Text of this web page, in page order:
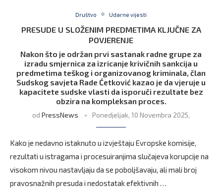
Društvo Udarne vijesti
PRESUDE U SLOŽENIM PREDMETIMA KLJUČNE ZA
POVJERENJE
Nakon što je održan prvi sastanak radne grupe za
izradu smjernica za izricanje krivičnih sankcija u
predmetima teškog i organizovanog kriminala, član
Sudskog savjeta Rade Ćetković kazao je da vjeruje u
kapacitete sudske vlasti da isporuči rezultate bez
obzira na kompleksan proces.
od PressNews Ponedjeljak, 10 Novembra 2025,
Kako je nedavno istaknuto u izvještaju Evropske komisije,
rezultati u istragama i procesuiranjima slučajeva korupcije na
visokom nivou nastavljaju da se poboljšavaju, ali mali broj
pravosnažnih presuda i nedostatak efektivnih …